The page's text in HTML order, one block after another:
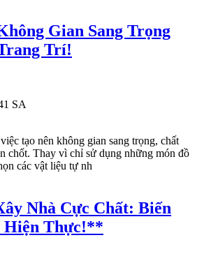
Gian Sang Trọng
Trí!
SA
tạo nên không gian sang trọng, chất
chốt. Thay vì chỉ sử dụng những món đồ
các vật liệu tự nh
Nhà Cực Chất: Biến
Hiện Thực!**